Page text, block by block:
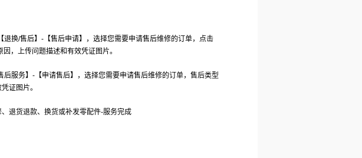
换/售后】-【售后申请】，选择您需要申请售后维修的订单，点击
，上传问题描述和有效凭证图片。
服务】-【申请售后】，选择您需要申请售后维修的订单，售后类型
证图片。
退货退款、换货或补发零配件-服务完成